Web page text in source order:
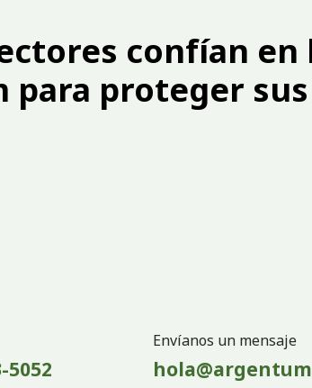
confían en
para proteger sus
5052
Envíanos un mensaje